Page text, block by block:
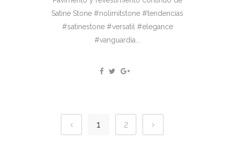
Satine Stone #nolimitstone #tendencias
#satinestone #versatil #elegance
#vanguardia...
1 2